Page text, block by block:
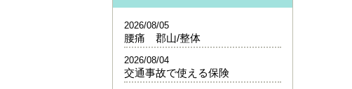
腰痛 郡山/整体
2026/08/05
交通事故で使える保険
2026/08/04